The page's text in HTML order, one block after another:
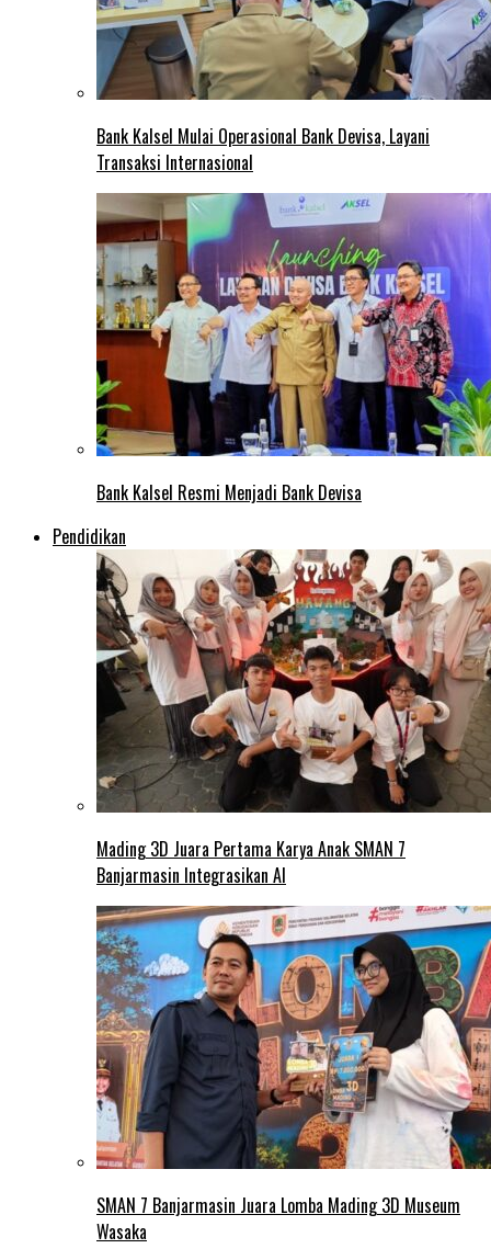
Bank Kalsel Mulai Operasional Bank Devisa, Layani
Transaksi Internasional
Bank Kalsel Resmi Menjadi Bank Devisa
Pendidikan
Mading 3D Juara Pertama Karya Anak SMAN 7
Banjarmasin Integrasikan AI
SMAN 7 Banjarmasin Juara Lomba Mading 3D Museum
Wasaka